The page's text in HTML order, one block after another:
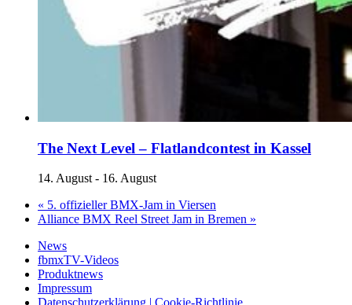
The Next Level – Flatlandcontest in Kassel
14. August - 16. August
« 5. offizieller BMX-Jam in Viersen
Alliance BMX Reel Street Jam in Bremen »
News
fbmxTV-Videos
Produktnews
Impressum